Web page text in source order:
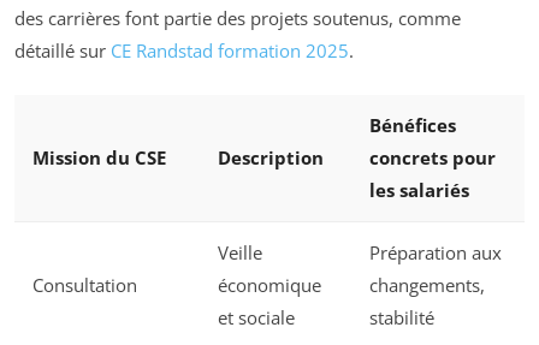
des carrières font partie des projets soutenus, comme
détaillé sur CE Randstad formation 2025.
Mission du CSE Description
Bénéfices
concrets pour
les salariés
Consultation
Veille
économique
et sociale
Préparation aux
changements,
stabilité